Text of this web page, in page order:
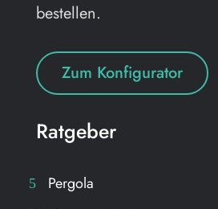
bestellen.
Zum Konfigurator
Ratgeber
Pergola